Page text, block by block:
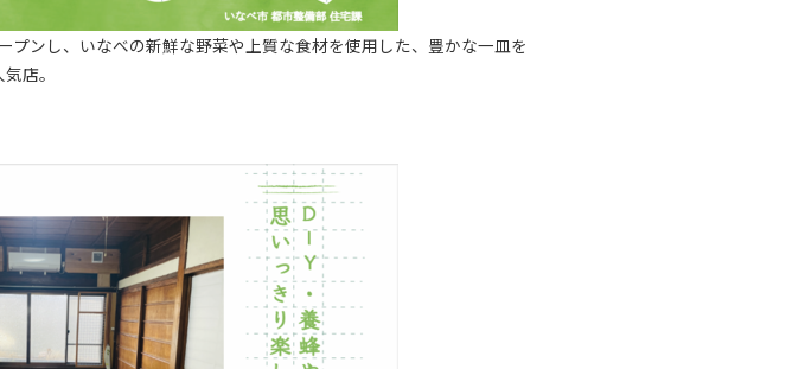
ンし、いなべの新鮮な野菜や上質な食材を使用した、豊かな一皿を
店。